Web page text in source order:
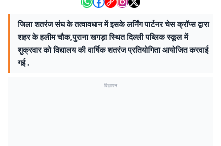
जिला शतरंज संघ के तत्वावधान में इसके लर्निंग पार्टनर चेस क्रॉप्स द्वारा
शहर के हलीम चौक,पुराना खगड़ा स्थित दिल्ली पब्लिक स्कूल में
शुक्रवार को विद्यालय की वार्षिक शतरंज प्रतियोगिता आयोजित करवाई
गई .
विज्ञापन